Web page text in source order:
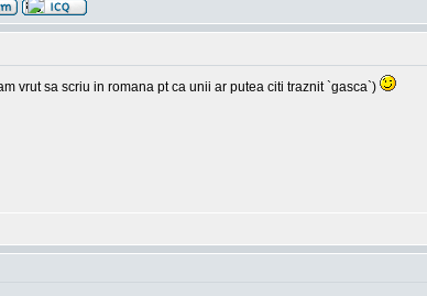
vrut sa scriu in romana pt ca unii ar putea citi traznit `gasca`)